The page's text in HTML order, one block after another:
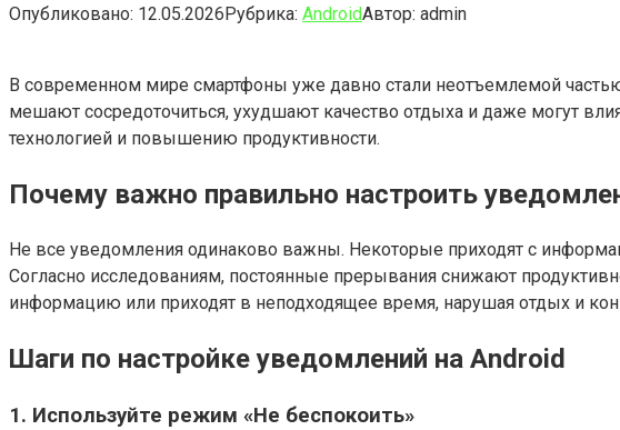
Опубликовано: 12.05.2026Рубрика: AndroidАвтор: admin
В современном мире смартфоны уже давно стали неотъемлемой
мешают сосредоточиться, ухудшают качество отдыха и даже могут
технологией и повышению продуктивности.
Почему важно правильно настроить
Не все уведомления одинаково важны. Некоторые приходят с
Согласно исследованиям, постоянные прерывания снижают
информацию или приходят в неподходящее время, нарушая отдых и
Шаги по настройке уведомлений на Android
1. Используйте режим «Не беспокоить»